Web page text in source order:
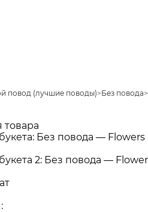
повод (лучшие поводы)>Без повода>
товара